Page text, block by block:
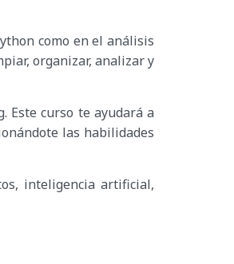
como en el análisis
organizar, analizar y
Este curso te ayudará a
las habilidades
inteligencia artificial,